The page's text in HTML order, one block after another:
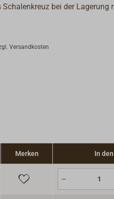
Schalenkreuz bei der Lagerung
Versandkosten
Merken In